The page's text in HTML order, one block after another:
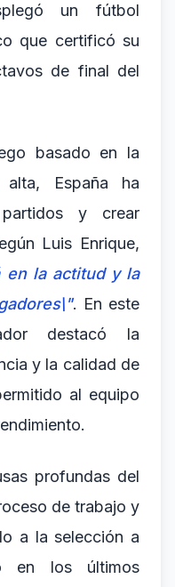
un fútbol
que certificó su
de final del
basado en la
España ha
y crear
Luis Enrique,
en la actitud y la
. En este
destacó la
y la calidad de
al equipo
profundas del
de trabajo y
a la selección a
en los últimos